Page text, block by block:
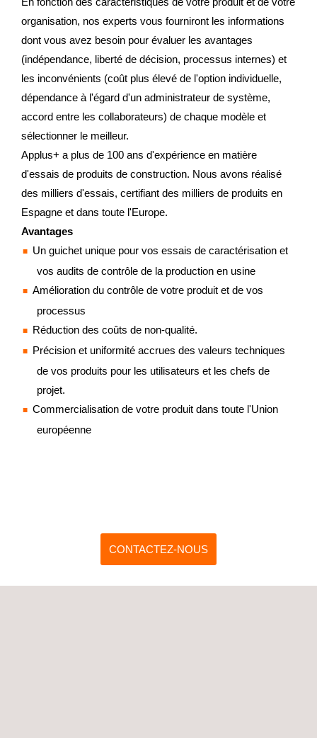
organisation, nos experts vous fourniront les informations
dont vous avez besoin pour évaluer les avantages
(indépendance, liberté de décision, processus internes) et
les inconvénients (coût plus élevé de l'option individuelle,
dépendance à l'égard d'un administrateur de système,
accord entre les collaborateurs) de chaque modèle et
sélectionner le meilleur.
Applus+ a plus de 100 ans d'expérience en matière
d'essais de produits de construction. Nous avons réalisé
des milliers d'essais, certifiant des milliers de produits en
Espagne et dans toute l'Europe.
Avantages
Un guichet unique pour vos essais de caractérisation et
vos audits de contrôle de la production en usine
Amélioration du contrôle de votre produit et de vos
processus
Réduction des coûts de non-qualité.
Précision et uniformité accrues des valeurs techniques
de vos produits pour les utilisateurs et les chefs de
projet.
Commercialisation de votre produit dans toute l'Union
européenne
CONTACTEZ-NOUS